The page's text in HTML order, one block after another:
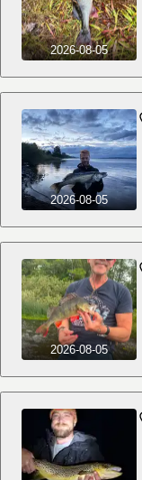
2026-08-05
2026-08-05
2026-08-05